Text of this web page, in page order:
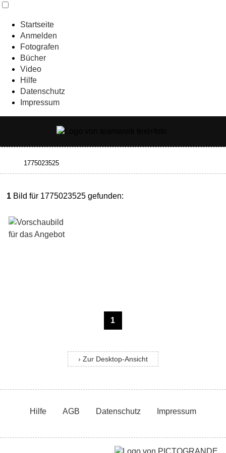
Startseite
Anmelden
Fotografen
Bücher
Video
Hilfe
Datenschutz
Impressum
1 Bild für 1775023525 gefunden:
1
› Zur Desktop-Ansicht
Hilfe AGB Datenschutz Impressum